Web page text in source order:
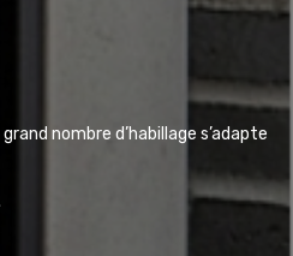
nombre d’habillage s’adapte